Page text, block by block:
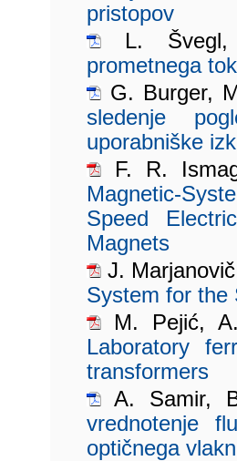
pristopov
L.
prometnega
G. Burger,
sledenje
uporabniške
F. R.
Magnetic-
Speed
Magnets
J.
System for the
M. Pejić, A.
Laboratory
transformers
A. Samir,
vrednotenje
optičnega